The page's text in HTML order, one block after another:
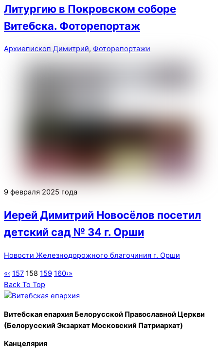
Литургию в Покровском соборе
Витебска. Фоторепортаж
Архиепископ Димитрий, Фоторепортажи
9 февраля 2025 года
Иерей Димитрий Новосёлов посетил
детский сад № 34 г. Орши
Новости Железнодорожного благочиния г. Орши
«‹ 157 158 159 160›»
Back To Top
Витебская епархия Белорусской Православной Церкви
(Белорусский Экзархат Московский Патриархат)
Канцелярия